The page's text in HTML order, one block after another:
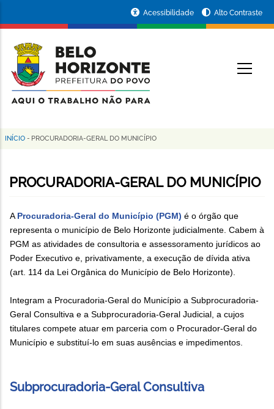
conteúdo
principal
da
Prefeitura
de
Horizonte
Acessibilidade Alto Contraste
Trilha
navegação
INÍCIO - PROCURADORIA-GERAL DO MUNICÍPIO
PROCURADORIA-GERAL DO MUNICÍPIO
A Procuradoria-Geral do Município (PGM) é o órgão que
representa o município de Belo Horizonte judicialmente. Cabem à
PGM as atividades de consultoria e assessoramento jurídicos ao
Poder Executivo e, privativamente, a execução de dívida ativa
(art. 114 da Lei Orgânica do Município de Belo Horizonte).
Integram a Procuradoria-Geral do Município a Subprocuradoria-
Geral Consultiva e a Subprocuradoria-Geral Judicial, a cujos
titulares compete atuar em parceria com o Procurador-Geral do
Município e substituí-lo em suas ausências e impedimentos.
Subprocuradoria-Geral Consultiva